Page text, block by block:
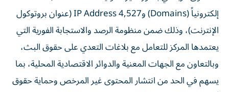
إلكترونياً (Domains) و4,527 IP Address (عنوان بروتوكول
الإنترنت)، وذلك ضمن منظومة الرصد والاستجابة الفورية التي
يعتمدها المركز للتعامل مع بلاغات التعدي على حقوق البث،
وبالتعاون مع الجهات المعنية والدوائر الاقتصادية المحلية، بما
يسهم في الحد من انتشار المحتوى غير المرخص وحماية حقوق